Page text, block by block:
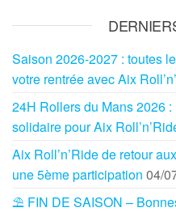
Saison 2026-2027 : toutes
votre rentrée avec Aix
24H Rollers du Mans 2026
solidaire pour Aix
Aix Roll’n’Ride de retour
une 5ème participation 04/
⛱️ FIN DE SAISON –